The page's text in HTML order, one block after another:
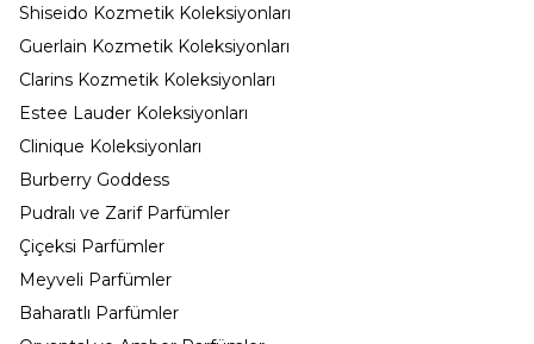
Shiseido Kozmetik Koleksiyonları
Guerlain Kozmetik Koleksiyonları
Clarins Kozmetik Koleksiyonları
Estee Lauder Koleksiyonları
Clinique Koleksiyonları
Burberry Goddess
Pudralı ve Zarif Parfümler
Çiçeksi Parfümler
Meyveli Parfümler
Baharatlı Parfümler